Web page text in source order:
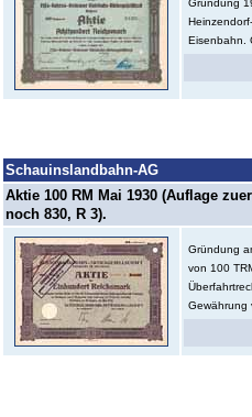
Gründung
Eisenbahn.
Schauinslandbahn-AG
Aktie 100 RM Mai 1930 (Auflage
noch 830, R 3).
Gründung
von 100
Gewährung